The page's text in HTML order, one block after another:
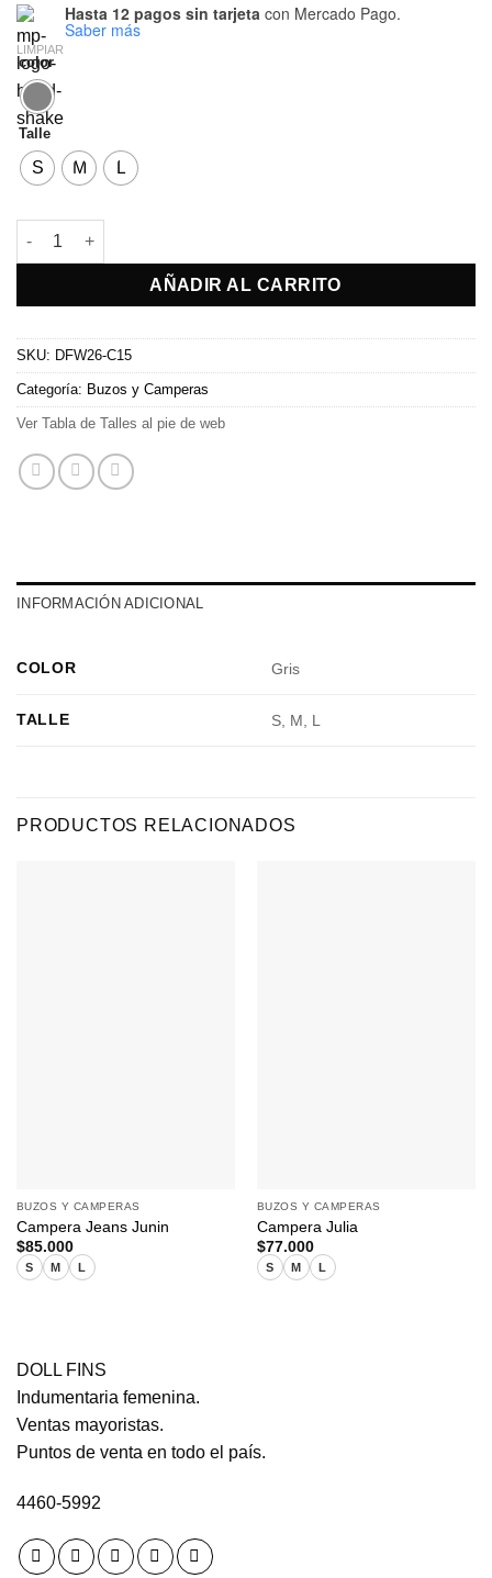
Hasta 12 pagos sin tarjeta con Mercado Pago.
Saber más
color
Talle
S M L
LIMPIAR
Campera Julia cantidad
AÑADIR AL CARRITO
SKU: DFW26-C15
Categoría: Buzos y Camperas
Ver Tabla de Talles al pie de web
INFORMACIÓN ADICIONAL
COLOR Gris
TALLE S, M, L
PRODUCTOS RELACIONADOS
BUZOS Y CAMPERAS
Campera Jeans Junin
$85.000
S M L
BUZOS Y CAMPERAS
Campera Julia
$77.000
S M L
DOLL FINS
Indumentaria femenina.
Ventas mayoristas.
Puntos de venta en todo el país.
4460-5992